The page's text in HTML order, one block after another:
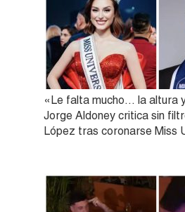
«Le falta mucho… la altura
Jorge Aldoney critica sin
López tras coronarse Miss